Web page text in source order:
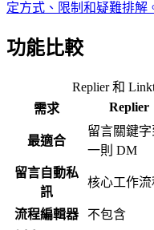
定方式、限制和疑難排解
功能比較
Replier 和
需求
Replier
最適合
留言關鍵字
一則 DM
留言自動私
訊
核心工作流
流程編輯器 不包含